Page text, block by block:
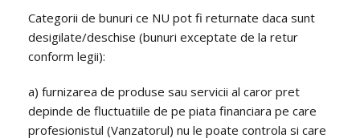
Categorii de bunuri ce NU pot fi returnate daca sunt
desigilate/deschise (bunuri exceptate de la retur
conform legii):
a) furnizarea de produse sau servicii al caror pret
depinde de fluctuatiile de pe piata financiara pe care
profesionistul (Vanzatorul) nu le poate controla si care